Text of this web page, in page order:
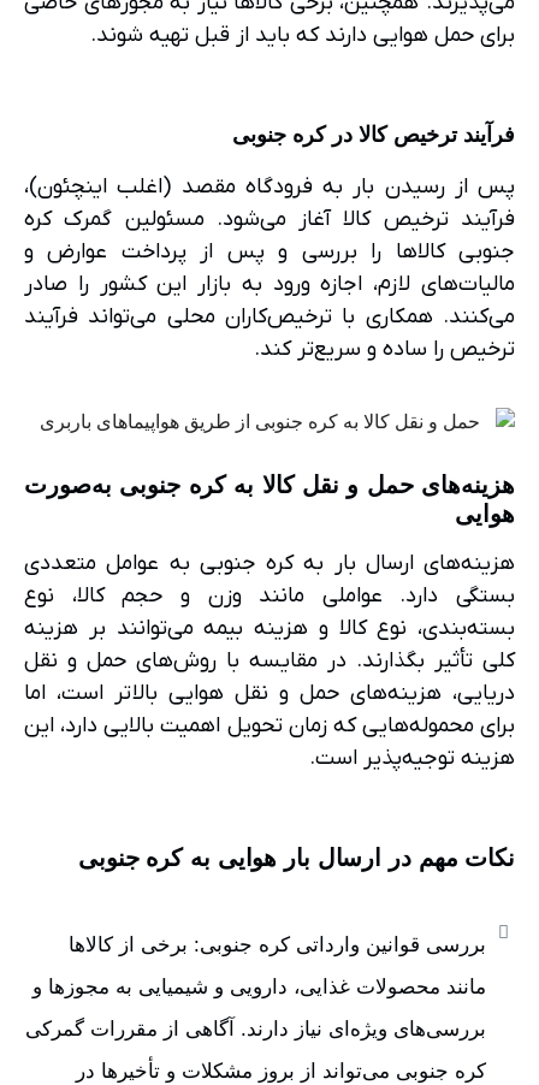
برای حمل هوایی دارند که باید از قبل تهیه شوند.
فرآیند ترخیص کالا در کره جنوبی
پس از رسیدن بار به فرودگاه مقصد (اغلب اینچئون)،
فرآیند ترخیص کالا آغاز می‌شود. مسئولین گمرک کره
جنوبی کالاها را بررسی و پس از پرداخت عوارض و
مالیات‌های لازم، اجازه ورود به بازار این کشور را صادر
می‌کنند. همکاری با ترخیص‌کاران محلی می‌تواند فرآیند
ترخیص را ساده و سریع‌تر کند.
هزینه‌های حمل و نقل کالا به کره جنوبی به‌صورت
هوایی
هزینه‌های ارسال بار به کره جنوبی به عوامل متعددی
بستگی دارد. عواملی مانند وزن و حجم کالا، نوع
بسته‌بندی، نوع کالا و هزینه بیمه می‌توانند بر هزینه
کلی تأثیر بگذارند. در مقایسه با روش‌های حمل و نقل
دریایی، هزینه‌های حمل و نقل هوایی بالاتر است، اما
برای محموله‌هایی که زمان تحویل اهمیت بالایی دارد، این
هزینه توجیه‌پذیر است.
نکات مهم در ارسال بار هوایی به کره جنوبی
بررسی قوانین وارداتی کره جنوبی: برخی از کالاها
مانند محصولات غذایی، دارویی و شیمیایی به مجوزها و
بررسی‌های ویژه‌ای نیاز دارند. آگاهی از مقررات گمرکی
کره جنوبی می‌تواند از بروز مشکلات و تأخیرها در